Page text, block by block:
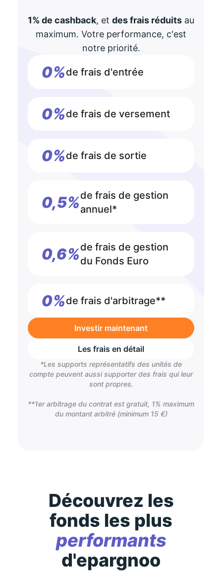
1% de cashback, et des frais réduits au
maximum. Votre performance, c'est
notre priorité.
0%de frais d'entrée
0%de frais de versement
0%de frais de sortie
0,5%de frais de gestion
annuel*
0,6%de frais de gestion
du Fonds Euro
0%de frais d'arbitrage**
Investir maintenant
Les frais en détail
*Les supports représentatifs des unités de
compte peuvent aussi supporter des frais qui leur
sont propres.
**1er arbitrage du contrat est gratuit, 1% maximum
du montant arbitré (minimum 15 €)
Découvrez les
fonds les plus
performants
d'epargnoo